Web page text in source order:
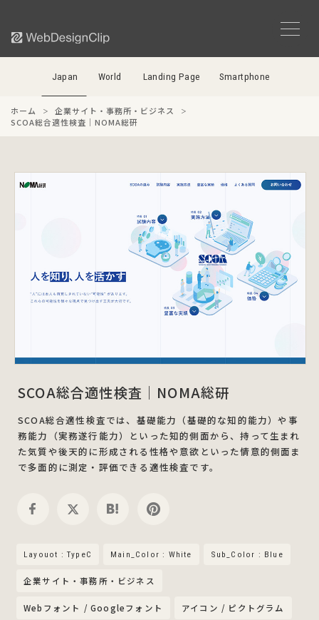
Japan World Landing Page Smartphone
ホーム
企業サイト・事務所・ビジネス
SCOA総合適性検査｜NOMA総研
SCOA総合適性検査｜NOMA総研
SCOA総合適性検査では、基礎能力（基礎的な知的能力）や事
務能力（実務遂行能力）といった知的側面から、持って生まれ
た気質や後天的に形成される性格や意欲といった情意的側面ま
で多面的に測定・評価できる適性検査です。
Layouot : TypeC Main_Color : White Sub_Color : Blue
企業サイト・事務所・ビジネス
Webフォント / Googleフォント アイコン / ピクトグラム